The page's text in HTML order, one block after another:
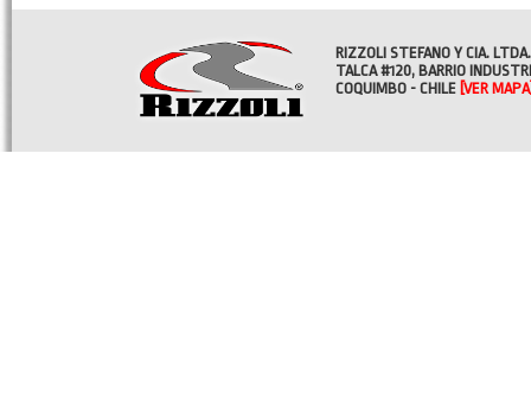
RIZZOLI STEFANO Y CIA. LTDA.
TALCA #120, BARRIO
COQUIMBO - CHILE [VER